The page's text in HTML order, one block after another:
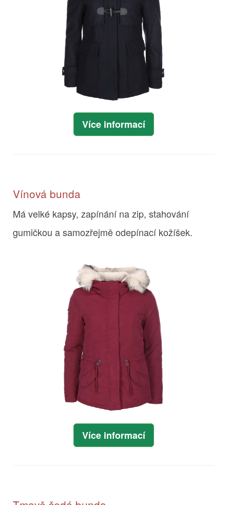
Více informací
Vínová bunda
Má velké kapsy, zapínání na zip, stahování
gumičkou a samozřejmě odepínací kožíšek.
Více informací